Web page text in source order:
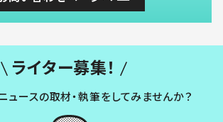
ライター募集！
ュースの取材・執筆をしてみませんか？